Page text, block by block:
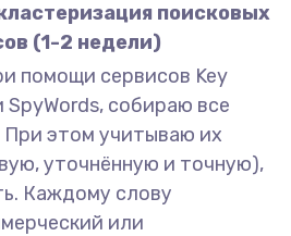
поисковых
(1-2 недели)
помощи сервисов Key
SpyWords, собираю все
этом учитываю их
уточнённую и точную),
Каждому слову
или